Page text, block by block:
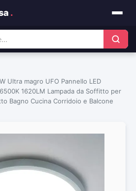
.
Ultra magro UFO Pannello LED
1620LM Lampada da Soffitto per
Bagno Cucina Corridoio e Balcone